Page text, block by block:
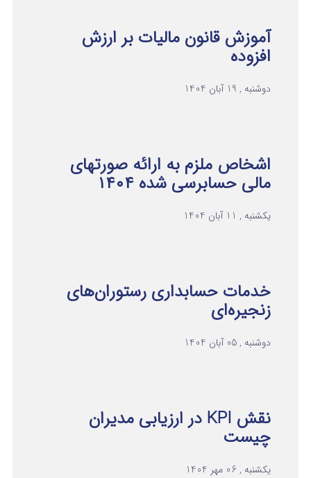
آموزش قانون مالیات بر ارزش
افزوده
دوشنبه , 19 آبان 1404
اشخاص ملزم به ارائه صورتهای
مالی حسابرسی شده ۱۴۰۴
یکشنبه , 11 آبان 1404
خدمات حسابداری رستوران‌های
زنجیره‌ای
دوشنبه , 05 آبان 1404
نقش KPI در ارزیابی مدیران
چیست
یکشنبه , 06 مهر 1404